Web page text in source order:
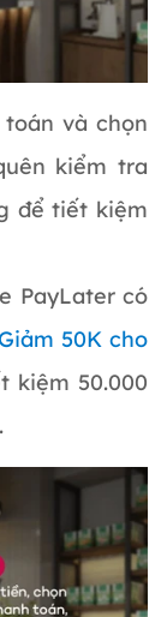
và chọn
kiểm tra
để tiết kiệm
PayLater có
50K cho
kiệm 50.000